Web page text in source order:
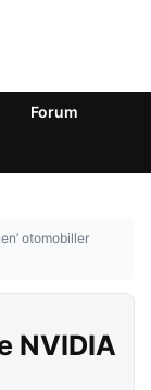
Forum
otomobiller
NVIDIA